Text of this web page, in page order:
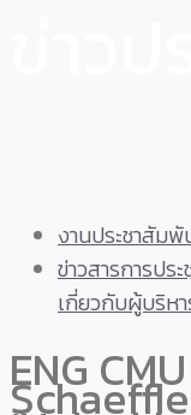
งานประชาสัมพั
ข่าวสารการป
เกี่ยวกับผู้บริห
ENG